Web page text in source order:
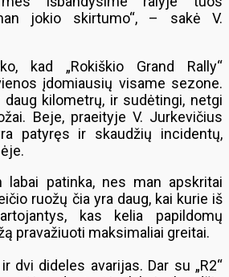
jokio skirtumo“, – sakė V.
kad „Rokiškio Grand Rally“
įdomiausių visame sezone.
daug kilometrų, ir sudėtingi, netgi
Beje, praeityje V. Jurkevičius
patyręs ir skaudžių incidentų,
labai patinka, nes man apskritai
ruožų čia yra daug, kai kurie iš
kas kelia papildomų
pravažiuoti maksimaliai greitai.
dvi dideles avarijas. Dar su „R2“